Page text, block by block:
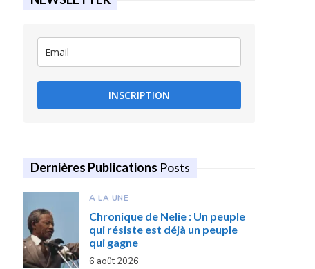
INSCRIPTION
Dernières Publications Posts
A LA UNE
Chronique de Nelie : Un peuple
qui résiste est déjà un peuple
qui gagne
6 août 2026